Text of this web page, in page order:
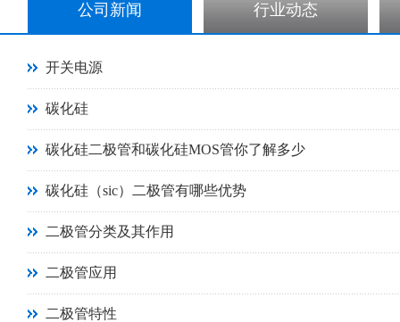
公司新闻 行业动态
开关电源
碳化硅
碳化硅二极管和碳化硅MOS管你了解多少
碳化硅（sic）二极管有哪些优势
二极管分类及其作用
二极管应用
二极管特性